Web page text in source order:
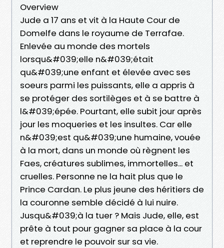
Overview
Jude a 17 ans et vit à la Haute Cour de
Domelfe dans le royaume de Terrafae.
Enlevée au monde des mortels
lorsqu&#039;elle n&#039;était
qu&#039;une enfant et élevée avec ses
soeurs parmi les puissants, elle a appris à
se protéger des sortilèges et à se battre à
l&#039;épée. Pourtant, elle subit jour après
jour les moqueries et les insultes. Car elle
n&#039;est qu&#039;une humaine, vouée
à la mort, dans un monde où règnent les
Faes, créatures sublimes, immortelles... et
cruelles. Personne ne la hait plus que le
Prince Cardan. Le plus jeune des héritiers de
la couronne semble décidé à lui nuire.
Jusqu&#039;à la tuer ? Mais Jude, elle, est
prête à tout pour gagner sa place à la cour
et reprendre le pouvoir sur sa vie.